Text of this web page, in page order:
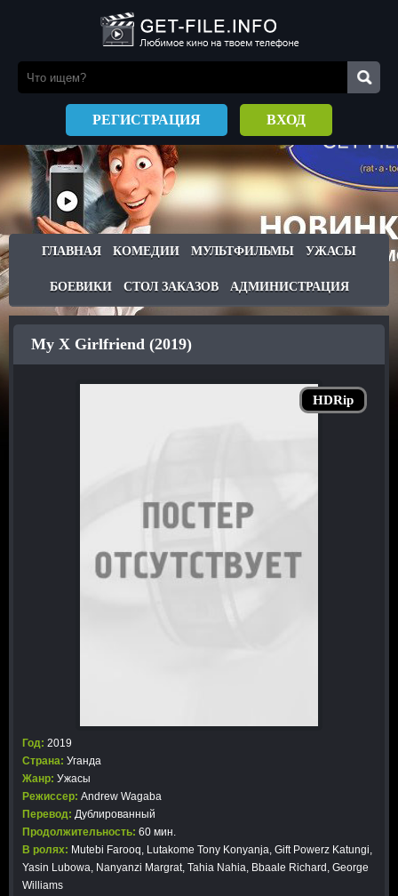
РЕГИСТРАЦИЯ ВХОД
ГЛАВНАЯ КОМЕДИИ МУЛЬТФИЛЬМЫ УЖАСЫ
БОЕВИКИ СТОЛ ЗАКАЗОВ АДМИНИСТРАЦИЯ
HDRip
My X Girlfriend (2019)
Год: 2019
Страна: Уганда
Жанр: Ужасы
Режиссер: Andrew Wagaba
Перевод: Дублированный
Продолжительность: 60 мин.
В ролях: Mutebi Farooq, Lutakome Tony Konyanja, Gift Powerz Katungi,
Yasin Lubowa, Nanyanzi Margrat, Tahia Nahia, Bbaale Richard, George
Williams